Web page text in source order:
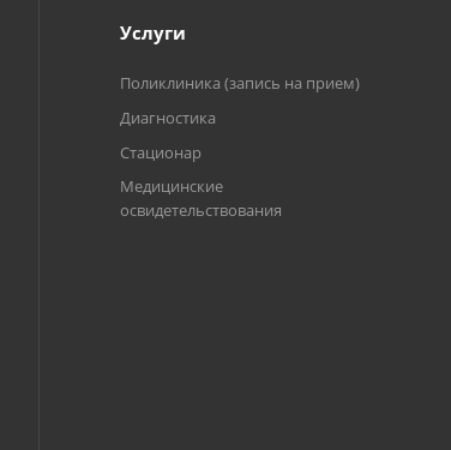
Услуги
Поликлиника (запись на прием)
Диагностика
Стационар
Медицинские
освидетельствования